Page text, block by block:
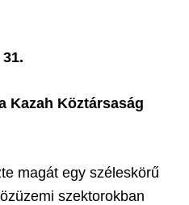
Kazah Köztársaság
magát egy széleskörű
szektorokban